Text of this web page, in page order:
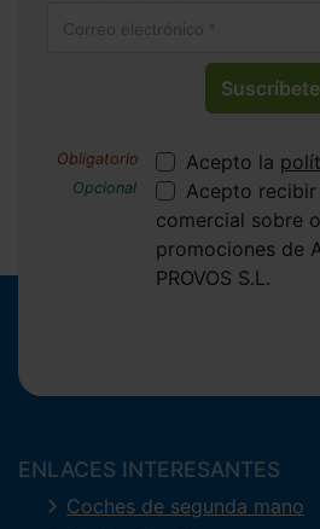
Suscríbete
Acepto la
Acepto
comercial sobre
promociones de
PROVOS S.L.
ENLACES INTERESANTES
Coches de segunda mano